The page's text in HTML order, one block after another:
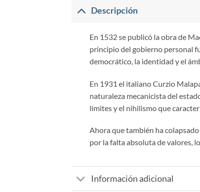
Descripción
En 1532 se publicó la obra de
principio del gobierno personal
democrático, la identidad y el
En 1931 el italiano Curzio
naturaleza mecanicista del
límites y el nihilismo que
Ahora que también ha
por la falta absoluta de valores,
Información adicional